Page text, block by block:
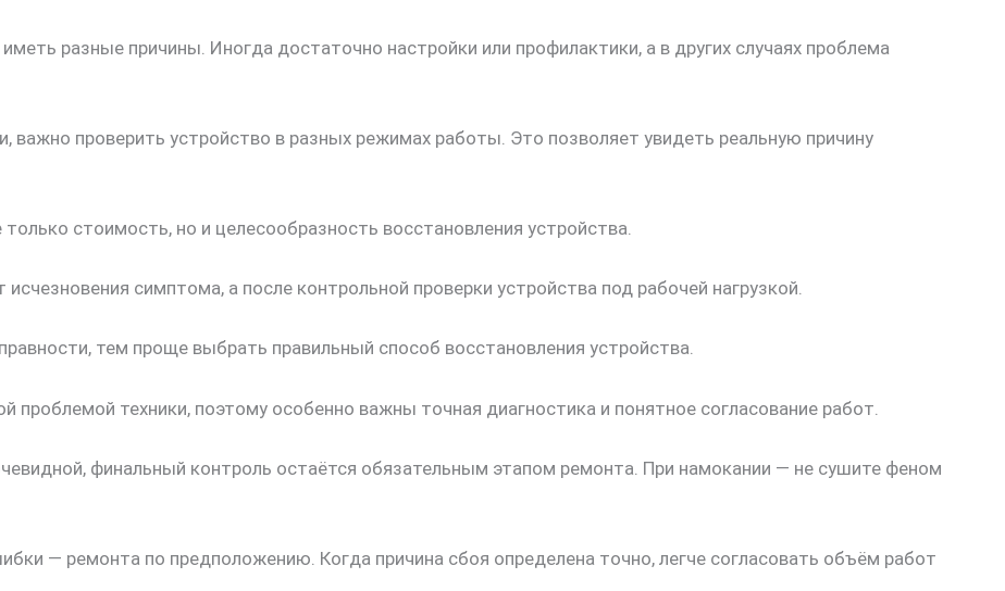
разные причины. Иногда достаточно настройки или профилактики, а в других случаях проблема
важно проверить устройство в разных режимах работы. Это позволяет увидеть реальную причину
стоимость, но и целесообразность восстановления устройства.
симптома, а после контрольной проверки устройства под рабочей нагрузкой.
тем проще выбрать правильный способ восстановления устройства.
проблемой техники, поэтому особенно важны точная диагностика и понятное согласование работ.
финальный контроль остаётся обязательным этапом ремонта. При намокании — не сушите феном
— ремонта по предположению. Когда причина сбоя определена точно, легче согласовать объём работ